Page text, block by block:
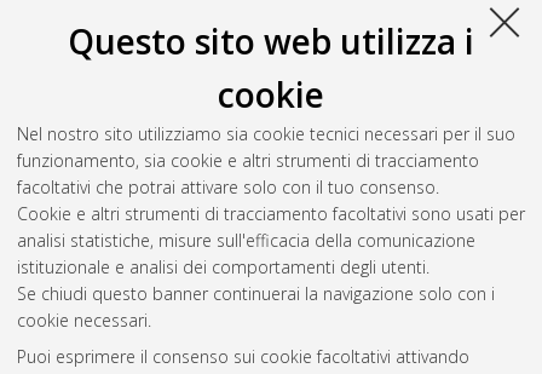
Questo sito web utilizza i
cookie
Nel nostro sito utilizziamo sia cookie tecnici necessari per il suo
funzionamento, sia cookie e altri strumenti di tracciamento
facoltativi che potrai attivare solo con il tuo consenso.
Cookie e altri strumenti di tracciamento facoltativi sono usati per
analisi statistiche, misure sull'efficacia della comunicazione
istituzionale e analisi dei comportamenti degli utenti.
Se chiudi questo banner continuerai la navigazione solo con i
cookie necessari.
Puoi esprimere il consenso sui cookie facoltativi attivando
Gestione del documento:
Atom